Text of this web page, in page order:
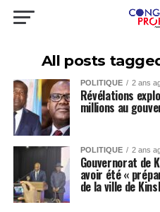
All posts
POLITIQUE 2 ans
Révélations
millions au
POLITIQUE 2 ans
Gouvernorat de
avoir été «
de la ville de